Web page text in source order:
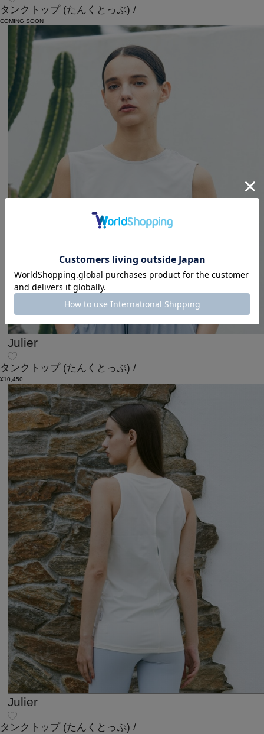
タンクトップ (たんくとっぷ) /
COMING SOON
Julier
タンクトップ (たんくとっぷ) /
¥10,450
Julier
タンクトップ (たんくとっぷ) /